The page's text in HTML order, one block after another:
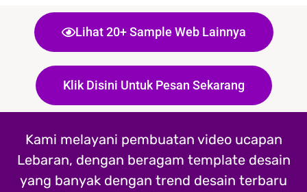
Lihat 20+ Sample Web Lainnya
Klik Disini Untuk Pesan Sekarang
Kami melayani pembuatan video ucapan
Lebaran, dengan beragam template desain
yang banyak dengan trend desain terbaru